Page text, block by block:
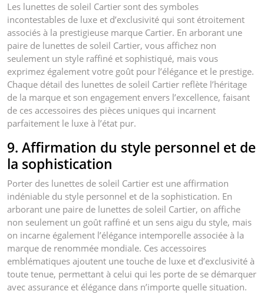
Les lunettes de soleil Cartier sont des symboles
incontestables de luxe et d’exclusivité qui sont étroitement
associés à la prestigieuse marque Cartier. En arborant une
paire de lunettes de soleil Cartier, vous affichez non
seulement un style raffiné et sophistiqué, mais vous
exprimez également votre goût pour l’élégance et le prestige.
Chaque détail des lunettes de soleil Cartier reflète l’héritage
de la marque et son engagement envers l’excellence, faisant
de ces accessoires des pièces uniques qui incarnent
parfaitement le luxe à l’état pur.
9. Affirmation du style personnel et de
la sophistication
Porter des lunettes de soleil Cartier est une affirmation
indéniable du style personnel et de la sophistication. En
arborant une paire de lunettes de soleil Cartier, on affiche
non seulement un goût raffiné et un sens aigu du style, mais
on incarne également l’élégance intemporelle associée à la
marque de renommée mondiale. Ces accessoires
emblématiques ajoutent une touche de luxe et d’exclusivité à
toute tenue, permettant à celui qui les porte de se démarquer
avec assurance et élégance dans n’importe quelle situation.